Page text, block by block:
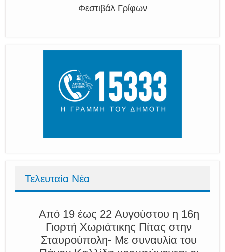
Φεστιβάλ Γρίφων
Τελευταία Νέα
Από 19 έως 22 Αυγούστου η 16η
Γιορτή Χωριάτικης Πίτας στην
Σταυρούπολη- Με συναυλία του